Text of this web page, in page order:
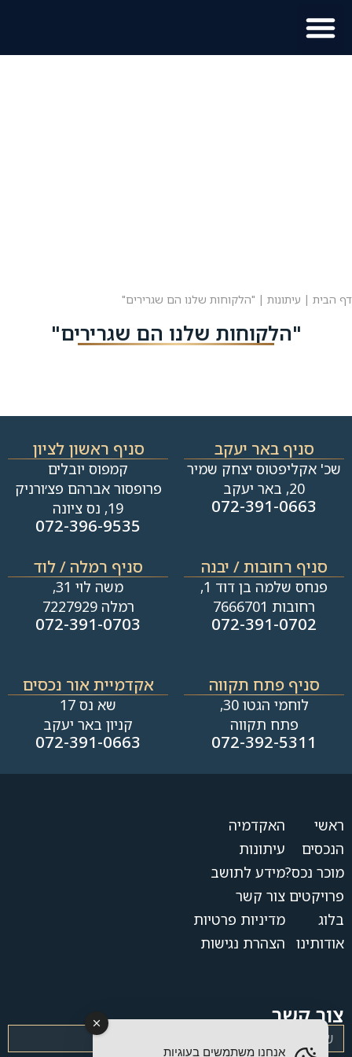
דף הבית | עיתונות | "הלקוחות שלנו הם שגרירים"
"הלקוחות שלנו הם שגרירים"
סניף באר יעקב
שכ' אקליפטוס יצחק שמיר
20, באר יעקב
072-391-0663
סניף ראשון לציון
קמפוס יובלים
פרופסור אברהם פצ׳ורניק
19, נס ציונה
072-396-9535
סניף רחובות / יבנה​
פנחס שלמה בן דוד 1,
רחובות 7666701
072-391-0702
סניף רמלה / לוד
משה לוי 31,
רמלה 7227929
072-391-0703
סניף פתח תקווה
לוחמי הגטו 30,
פתח תקווה
072-392-5311
אקדמיית אור נכסים
שא נס 17
קניון באר יעקב
072-391-0663
ראשי
הנכסים
מוכר נכס?
פרויקטים
בלוג
אודותינו
האקדמיה
עיתונות
מידע לתושב
צור קשר
מדיניות פרטיות
הצהרת נגישות
צור קשר
אנחנו משתמשים בעוגיות